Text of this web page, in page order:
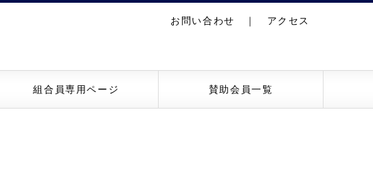
お問い合わせ ｜ アクセス
組合員専用ページ 賛助会員一覧